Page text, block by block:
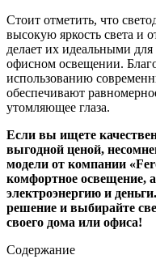
Стоит отметить, что
высокую яркость света и
делает их идеальными
офисном освещении.
использованию
обеспечивают
утомляющее глаза.
Если вы ищете
выгодной ценой,
модели от компании
комфортное освещение,
электроэнергию и
решение и выбирайте
своего дома или офиса!
Содержание